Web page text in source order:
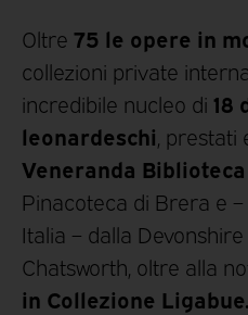
Oltre 75 le opere in
collezioni private
incredibile nucleo di 18
leonardeschi ,
Veneranda
Pinacoteca di Brera e
Italia – dalla
Chatsworth, oltre alla
in Collezione Ligabue.